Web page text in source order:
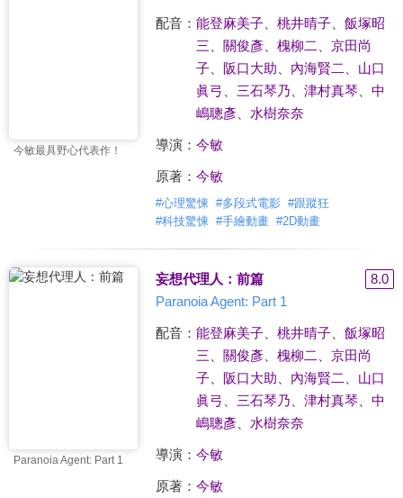
今敏最具野心代表作！
配音： 能登麻美子、 桃井晴子、 飯塚昭
三
關俊彥、 槐柳二
京田尚
子、 阪口大助 內海賢二
山口
眞弓
三石琴乃 津村真琴
中
嶋聰彥、 水樹奈奈
導演： 今敏
原著： 今敏
#心理驚悚 #多段式電影 #跟蹤狂
#科技驚悚 #手繪動畫 #2D動畫
Paranoia Agent: Part 1
妄想代理人：前篇
8.0
Paranoia Agent: Part 1
配音： 能登麻美子、 桃井晴子、 飯塚昭
三
關俊彥、 槐柳二
京田尚
子、 阪口大助 內海賢二
山口
眞弓
三石琴乃 津村真琴
中
嶋聰彥、 水樹奈奈
導演： 今敏
原著： 今敏